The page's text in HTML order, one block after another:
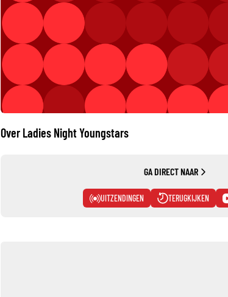
Over Ladies Night Youngstars
GA DIRECT NAAR
UITZENDINGEN TERUGKIJKEN